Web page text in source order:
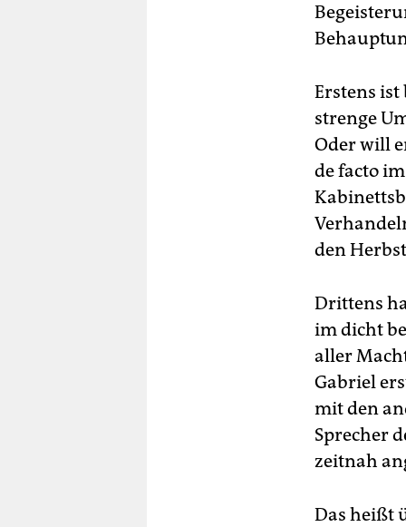
Erstens
strenge
Oder will
de facto
den
Drittens
im dicht
aller
Gabriel
mit den
Sprecher
zeitnah
Das heißt